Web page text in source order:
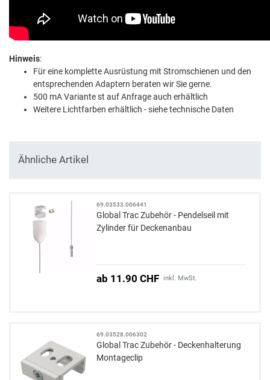
Hinweis:
Für eine komplette Ausrüstung mit Stromschienen und den
entsprechenden Adaptern beraten wir Sie gerne.
500 mA Variante st auf Anfrage auch erhältlich
Weitere Lichtfarben erhältlich - siehe technische Daten
Ähnliche Artikel
69.03533.006441
Global Trac Zubehör - Pendelseil mit
Zylinder für Deckenanbau
ab 11.90 CHF inkl. MwSt.
69.03528.006302
Global Trac Zubehör - Deckenhalterung
Montageclip